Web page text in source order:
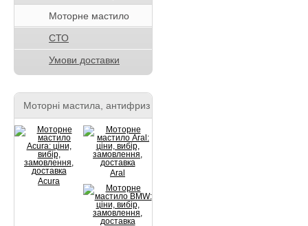
Моторне мастило
СТО
Умови доставки
Моторні мастила, антифриз
Acura
Aral